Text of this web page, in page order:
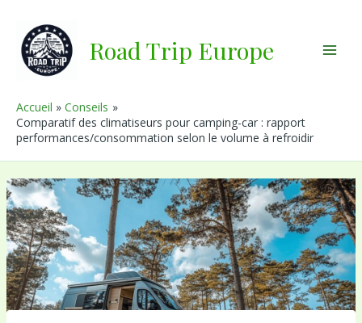
contenu
Road Trip Europe
Accueil
Conseils
Comparatif des climatiseurs pour camping-car : rapport
performances/consommation selon le volume à refroidir